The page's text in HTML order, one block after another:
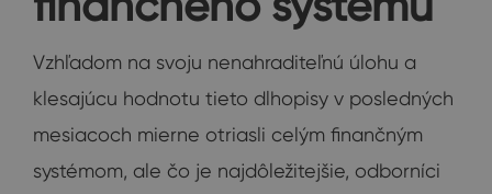
Vzhľadom na svoju nenahraditeľnú úlohu a
klesajúcu hodnotu tieto dlhopisy v posledných
mesiacoch mierne otriasli celým finančným
systémom, ale čo je najdôležitejšie, odborníci